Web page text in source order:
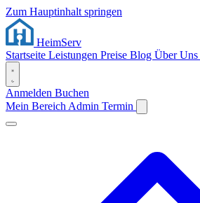
Zum Hauptinhalt springen
HeimServ
Startseite Leistungen Preise Blog Über Uns
Anmelden Buchen
Mein Bereich Admin Termin